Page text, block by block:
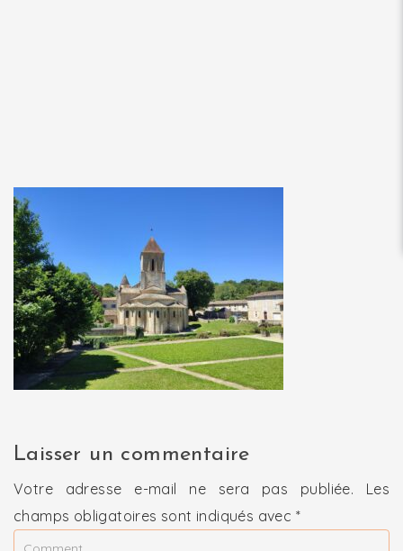
Laisser un commentaire
Votre adresse e-mail ne sera pas publiée.
Les
champs obligatoires sont indiqués avec *